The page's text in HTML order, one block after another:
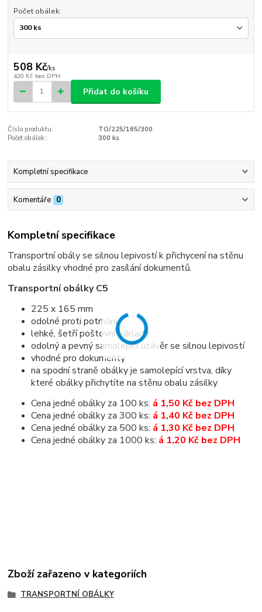
Počet obálek:
508 Kč/ks
420 Kč bez DPH
Přidat do košíku
Číslo produktu:
TO/225/165/300
Počet obálek::
300 ks
Kompletní specifikace
Komentáře 0
Kompletní specifikace
Transportní obály se silnou lepivostí k přichycení na stěnu
obalu zásilky vhodné pro zasílání dokumentů.
Transportní obálky C5
225 x 165 mm
odolné proti potrhání
lehké, šetří poštovní náklady
odolný a pevný samolepící uzávěr se silnou lepivostí
vhodné pro dokumenty
na spodní straně obálky je samolepící vrstva, díky
které obálky přichytíte na stěnu obalu zásilky
Cena jedné obálky za 100 ks: á 1,50 Kč bez DPH
Cena jedné obálky za 300 ks: á 1,40 Kč bez DPH
Cena jedné obálky za 500 ks: á 1,30 Kč bez DPH
Cena jedné obálky za 1000 ks: á 1,20 Kč bez DPH
Zboží zařazeno v kategoriích
TRANSPORTNÍ OBÁLKY